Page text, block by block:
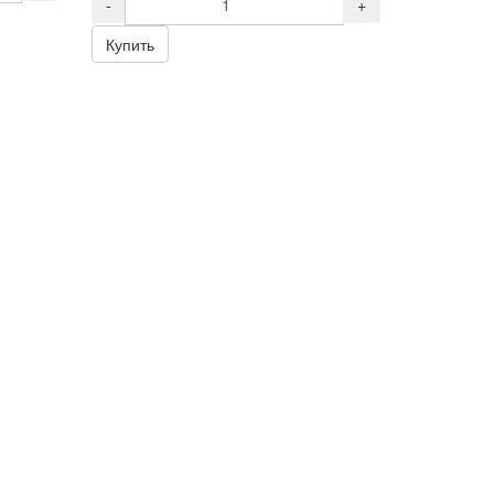
-
+
Купить